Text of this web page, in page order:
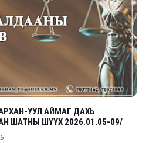
УУЛ АЙМАГ ДАХЬ
ШАТНЫ ШҮҮХ 2026.01.05-09/